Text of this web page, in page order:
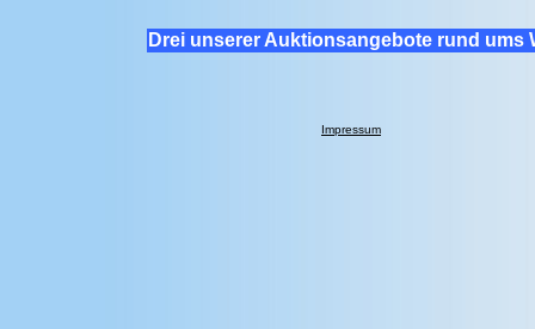
Drei unserer Auktionsangebote rund ums
Impressum